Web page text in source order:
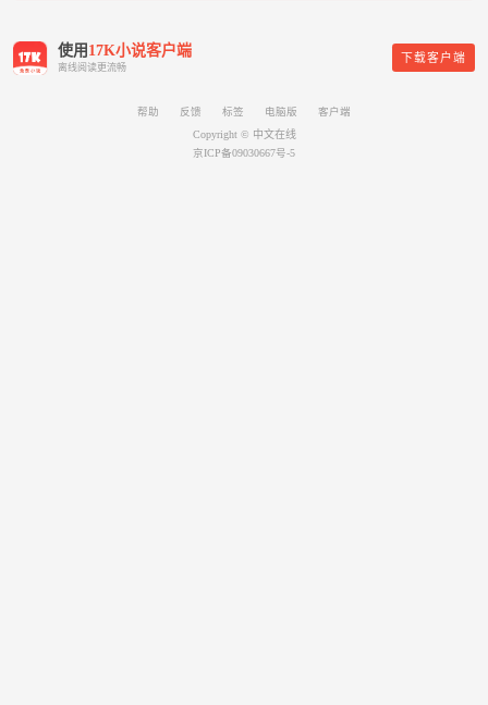
使用 17K小说客户端
离线阅读更流畅
下载客户端
帮助 反馈 标签 电脑版
客户端
Copyright © 中文在线
京ICP备09030667号-5